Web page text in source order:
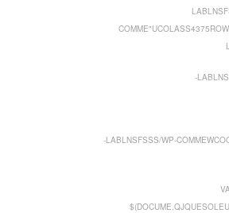
-
-LABLNSFSSS/WP-